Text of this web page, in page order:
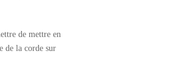
de mettre en
de la corde sur